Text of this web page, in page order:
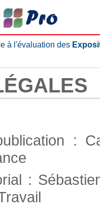
à l'évaluation des
:
: